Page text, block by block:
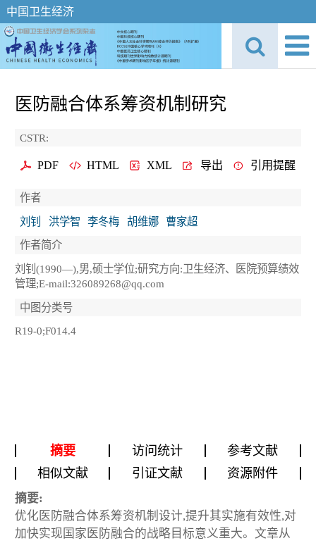
中国卫生经济
医防融合体系筹资机制研究
CSTR:
PDF HTML XML 导出 引用提醒
作者
刘钊
洪学智 李冬梅 胡维娜
曹家超
作者简介
刘钊(1990—),男,硕士学位;研究方向:卫生经济、医院预算绩效
管理;E-mail:326089268@qq.com
中图分类号
R19-0;F014.4
摘要 访问统计
参考文献
相似文献
引证文献 资源附件
摘要:
优化医防融合体系筹资机制设计,提升其实施有效性,对
加快实现国家医防融合的战略目标意义重大。文章从